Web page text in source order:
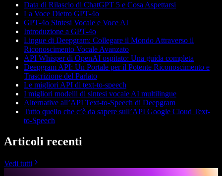
Data di Rilascio di ChatGPT 5 e Cosa Aspettarsi
La Voce Dietro GPT-4o
GPT-4o Sintesi Vocale e Voce AI
Introduzione a GPT-4o
Lingue di Deepgram: Collegare il Mondo Attraverso il
Riconoscimento Vocale Avanzato
API Whisper di OpenAI ospitato: Una guida completa
Deepgram API: Un Portale per il Potente Riconoscimento e
Trascrizione del Parlato
Le migliori API di text-to-speech
I migliori modelli di sintesi vocale AI multilingue
Alternative all’API Text-to-Speech di Deepgram
Tutto quello che c’è da sapere sull’API Google Cloud Text-
to-Speech
Articoli recenti
Vedi tutti